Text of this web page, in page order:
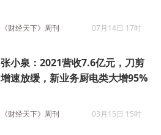
《财经天下》周刊 07月14日 17时
张小泉：2021营收7.6亿元，刀剪
增速放缓，新业务厨电类大增95%
《财经天下》周刊 03月15日 15时